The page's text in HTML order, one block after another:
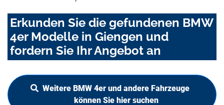
Erkunden Sie die gefundenen BMW
4er Modelle in Giengen und
fordern Sie Ihr Angebot an
Weitere BMW 4er und andere Fahrzeuge
können Sie hier suchen